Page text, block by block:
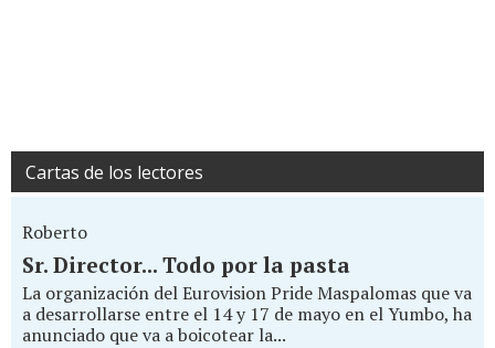
Cartas de los lectores
Roberto
Sr. Director... Todo por la pasta
La organización del Eurovision Pride Maspalomas que va
a desarrollarse entre el 14 y 17 de mayo en el Yumbo, ha
anunciado que va a boicotear la...